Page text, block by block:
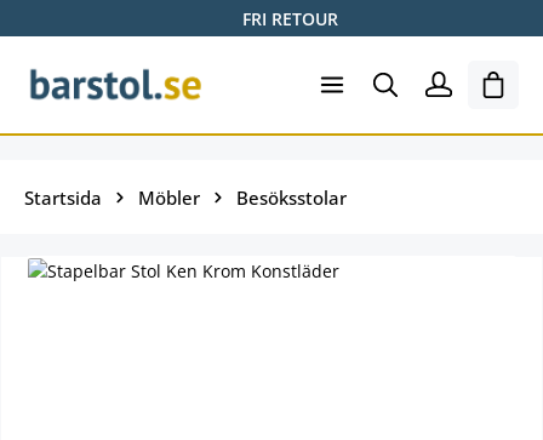
FRI RETOUR
Startsida Möbler Besöksstolar